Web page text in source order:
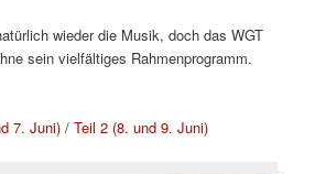
wieder die Musik, doch das WGT
sein vielfältiges Rahmenprogramm.
7. Juni) /Teil 2 (8. und 9. Juni)